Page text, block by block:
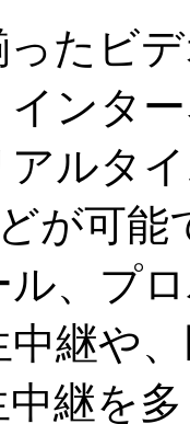
たビ
インタ
ルタ
が可能
ル、プ
継や
継を